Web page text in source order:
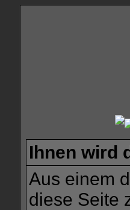
Ihnen wird
Aus einem
diese Seite